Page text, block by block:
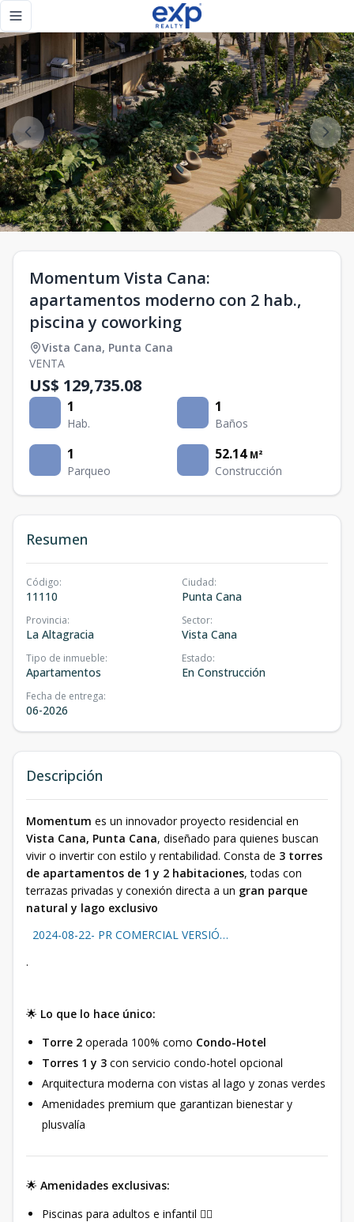
Toggle navigation menu
Momentum Vista Cana:
apartamentos moderno con 2 hab.,
piscina y coworking
Vista Cana, Punta Cana
VENTA
US$ 129,735.08
1
Hab.
1
Baños
1
Parqueo
52.14 M²
Construcción
Resumen
Código:
11110
Ciudad:
Punta Cana
Provincia:
La Altagracia
Sector:
Vista Cana
Tipo de inmueble:
Apartamentos
Estado:
En Construcción
Fecha de entrega:
06-2026
Descripción
Momentum es un innovador proyecto residencial en
Vista Cana, Punta Cana, diseñado para quienes buscan
vivir o invertir con estilo y rentabilidad. Consta de 3 torres
de apartamentos de 1 y 2 habitaciones, todas con
terrazas privadas y conexión directa a un gran parque
natural y lago exclusivo
2024-08-22- PR COMERCIAL VERSIÓ…
.
🌟 Lo que lo hace único:
Torre 2 operada 100% como Condo-Hotel
Torres 1 y 3 con servicio condo-hotel opcional
Arquitectura moderna con vistas al lago y zonas verdes
Amenidades premium que garantizan bienestar y
plusvalía
🌟 Amenidades exclusivas:
Piscinas para adultos e infantil 🏊‍♂️
Momentum Vista Cana: apartamentos moderno con 2